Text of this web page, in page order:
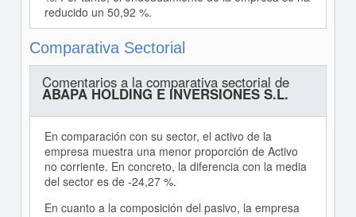
reducido un 50,92 %.
Comparativa Sectorial
Comentarios a la comparativa sectorial de
ABAPA HOLDING E INVERSIONES S.L.
En comparación con su sector, el activo de la
empresa muestra una menor proporción de Activo
no corriente. En concreto, la diferencia con la media
del sector es de -24,27 %.
En cuanto a la composición del pasivo, la empresa